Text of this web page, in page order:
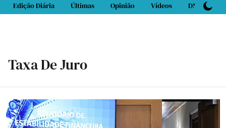
Edição Diária Últimas Opinião Vídeos DN Sport
Taxa De Juro